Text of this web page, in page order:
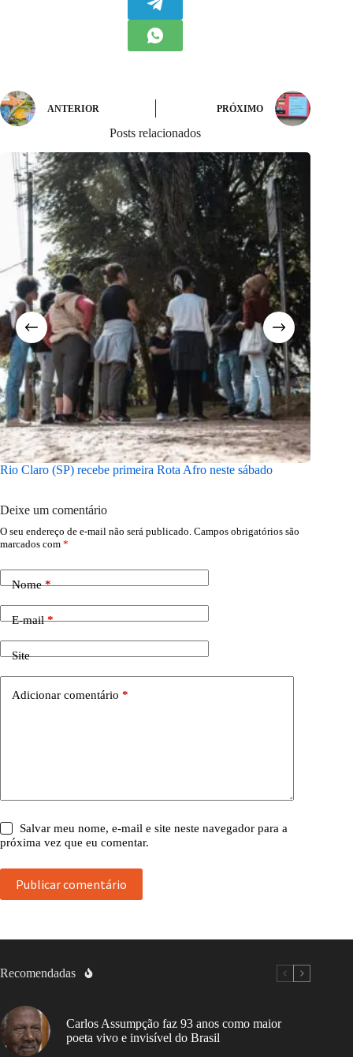
ANTERIOR PRÓXIMO
Posts relacionados
Rio Claro (SP) recebe primeira Rota Afro neste sábado
Deixe um comentário
O seu endereço de e-mail não será publicado. Campos obrigatórios são
marcados com *
Nome*
E-mail*
Site
Adicionar comentário *
Salvar meu nome, e-mail e site neste navegador para a
próxima vez que eu comentar.
Publicar comentário
Recomendadas
Carlos Assumpção faz 93 anos como maior
poeta vivo e invisível do Brasil